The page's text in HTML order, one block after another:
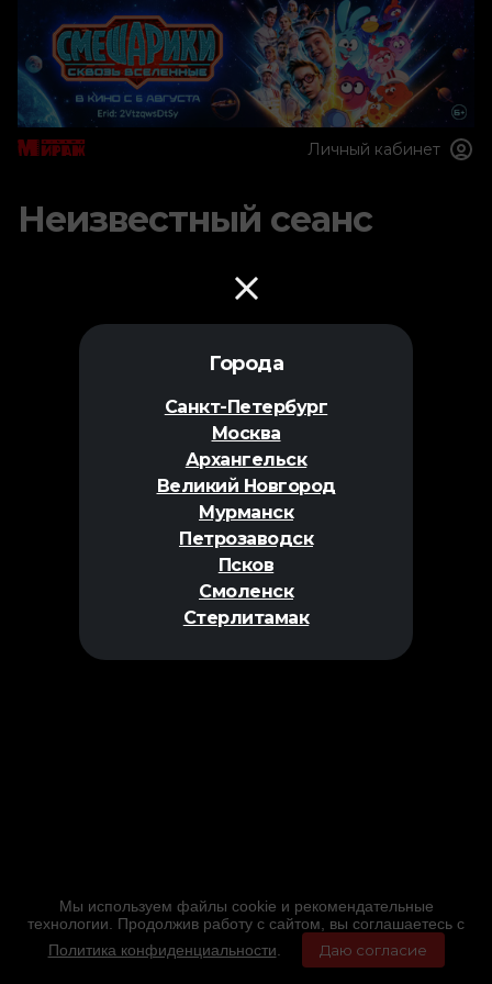
Города
Санкт-Петербург
Москва
Архангельск
Великий Новгород
Мурманск
Петрозаводск
Псков
Смоленск
Стерлитамак
Личный кабинет
Неизвестный сеанс
Мы используем файлы cookie и рекомендательные
технологии. Продолжив работу с сайтом, вы соглашаетесь с
Политика конфиденциальности
Даю согласие